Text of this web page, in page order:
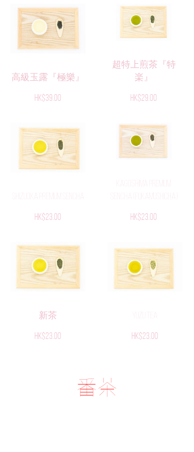
高級玉露『極樂』
HK$39.00
HK$23.00
新茶
HK$23.00
超特上煎茶『特
楽』
HK$29.00
HK$23.00
HK$23.00
番茶